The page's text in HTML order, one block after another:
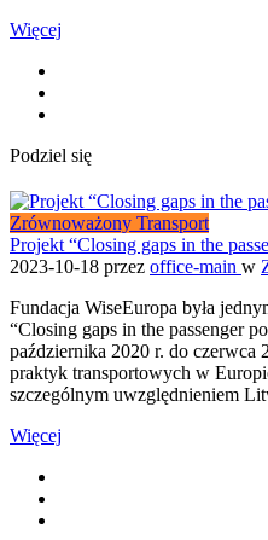
Więcej
Podziel się
Zrównoważony Transport
Projekt “Closing gaps in the
2023-10-18 przez office-main w
Fundacja WiseEuropa była
“Closing gaps in the passenger
października 2020 r. do czerwca
praktyk transportowych w
szczególnym uwzględnieniem
Więcej